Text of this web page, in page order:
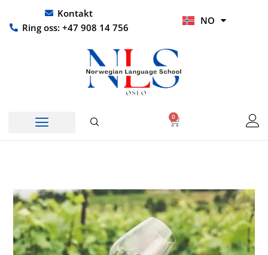
rett
Kontakt
Ring oss: +47 908 14 756
NO
HI
0
Handlekurv